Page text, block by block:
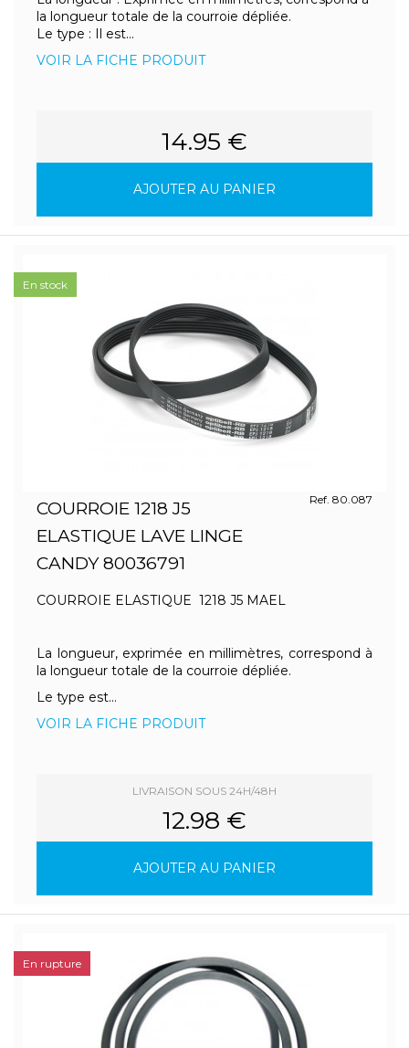
la longueur totale de la courroie dépliée.
Le type : Il est...
VOIR LA FICHE PRODUIT
14.95 €
AJOUTER AU PANIER
COURROIE 1218 J5
ELASTIQUE LAVE LINGE
CANDY 80036791
Ref. 80.087
COURROIE ELASTIQUE 1218 J5 MAEL
La longueur, exprimée en millimètres, correspond à
la longueur totale de la courroie dépliée.
Le type est...
VOIR LA FICHE PRODUIT
LIVRAISON SOUS 24H/48H
12.98 €
AJOUTER AU PANIER
En stock
En rupture